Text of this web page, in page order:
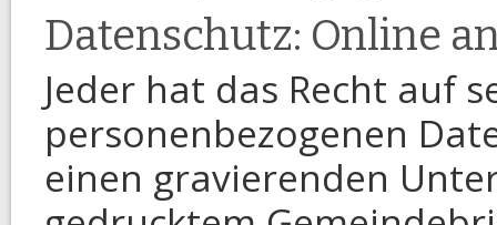
Datenschutz: Online
Jeder hat das Recht auf
personenbezogenen
einen gravierenden